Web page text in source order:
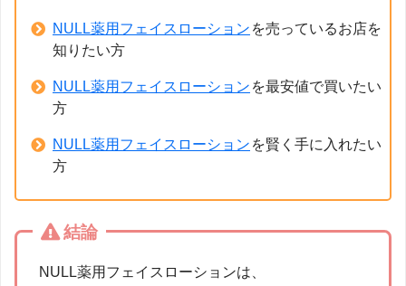
NULL薬用フェイスローション を売っているお店を
知りたい方
NULL薬用フェイスローション を最安値で買いたい
方
NULL薬用フェイスローション を賢く手に入れたい
方
結論
NULL薬用フェイスローションは、